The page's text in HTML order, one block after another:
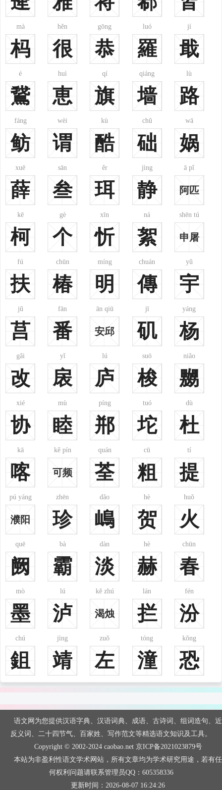
排名：43
叶
排名：44
chéng
程
排名：45
wèi
魏
sū
苏
lǚ
吕
dīng
丁
排名：49
任
排名：50
lú
卢
排名：51
yáo
姚
排名：52
shěn
沈
排名：53
zhōng
钟
排名：54
jiāng
姜
排名：55
cuī
崔
排名：56
tán
谭
排名：57
lù
陆
排名：58
汪
排名：59
fàn
范
liào
廖
排名：61
石
排名：62
金
排名：63
韦
排名：65 排名：66
mà
杩
hěn
很
gōng
恭
luó
羅
jí
戢
é
鵞
huì
恵
qí
旗
qiáng
墙
lù
路
fáng
鲂
wèi
谓
kù
酷
chǔ
础
wā
娲
xuē
薛
sān
叁
ěr
珥
jìng
静
ā pǐ
阿匹
kē
柯
gè
个
xīn
忻
ná
絮
shēn tú
申屠
fú
扶
chūn
椿
míng
明
chuán
傳
yǔ
宇
jǔ
莒
fān
番
ān qiū
安邱
jī
矶
yáng
杨
gǎi
改
yǐ
扆
lú
庐
suō
梭
niǎo
嬲
xié
协
mù
睦
píng
郱
tuó
坨
dù
杜
kā
喀
kě pín
可频
quán
荃
cū
粗
tí
提
pú yáng
濮阳
zhēn
珍
dǎo
嶋
hè
贺
huǒ
火
quē
阙
bà
霸
dàn
淡
hè
赫
chūn
春
mò
墨
lú
泸
kě zhú
渴烛
lán
拦
fén
汾
chú
鉏
jìng
靖
zuǒ
左
tóng
潼
kǒng
恐
语文网为您提供汉语字典、汉语词典、成语、古诗词、组词造句、近
反义词、二十四节气、百家姓、写作范文等精选语文知识及工具。
Copyright © 2002-2024 caobao.net 京ICP备2021023879号
本站为非盈利性语文学术网站，所有文章均为学术研究用途，若有任
何权利问题请联系管理员QQ：605358336
更新时间：2026-08-07 16:24:26